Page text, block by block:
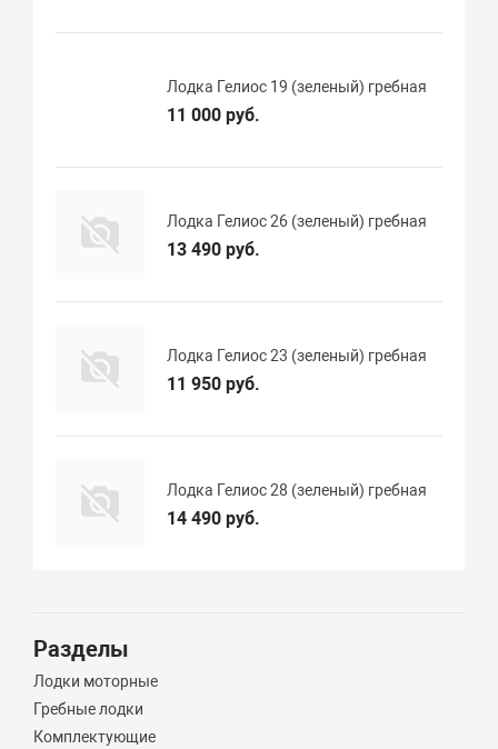
Лодка Гелиос 19 (зеленый) гребная
11 000 руб.
Лодка Гелиос 26 (зеленый) гребная
13 490 руб.
Лодка Гелиос 23 (зеленый) гребная
11 950 руб.
Лодка Гелиос 28 (зеленый) гребная
14 490 руб.
Разделы
Лодки моторные
Гребные лодки
Комплектующие